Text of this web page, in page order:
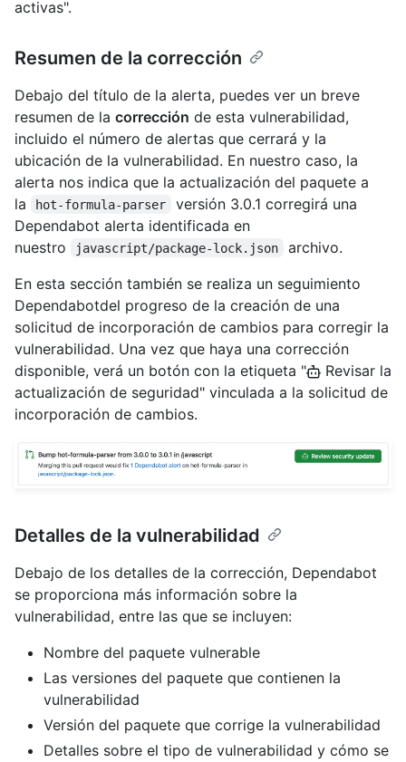
activas".
Resumen de la corrección
Debajo del título de la alerta, puedes ver un breve
resumen de la corrección de esta vulnerabilidad,
incluido el número de alertas que cerrará y la
ubicación de la vulnerabilidad. En nuestro caso, la
alerta nos indica que la actualización del paquete a
la
hot-formula-parser
versión 3.0.1 corregirá una
Dependabot alerta identificada en
nuestro
javascript/package-lock.json
archivo.
En esta sección también se realiza un seguimiento
Dependabotdel progreso de la creación de una
solicitud de incorporación de cambios para corregir la
vulnerabilidad. Una vez que haya una corrección
disponible, verá un botón con la etiqueta "
Revisar la
actualización de seguridad" vinculada a la solicitud de
incorporación de cambios.
Detalles de la vulnerabilidad
Debajo de los detalles de la corrección, Dependabot
se proporciona más información sobre la
vulnerabilidad, entre las que se incluyen:
Nombre del paquete vulnerable
Las versiones del paquete que contienen la
vulnerabilidad
Versión del paquete que corrige la vulnerabilidad
Detalles sobre el tipo de vulnerabilidad y cómo se